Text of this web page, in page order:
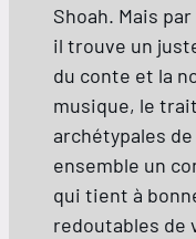
Shoah. Mais
il trouve un
du conte et la
musique, le
archétypales
ensemble un
qui tient à
redoutables de